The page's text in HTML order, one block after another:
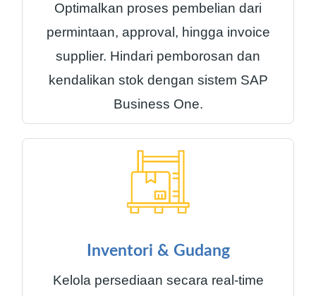
Optimalkan proses pembelian dari
permintaan, approval, hingga invoice
supplier. Hindari pemborosan dan
kendalikan stok dengan sistem SAP
Business One.
Inventori & Gudang
Kelola persediaan secara real-time